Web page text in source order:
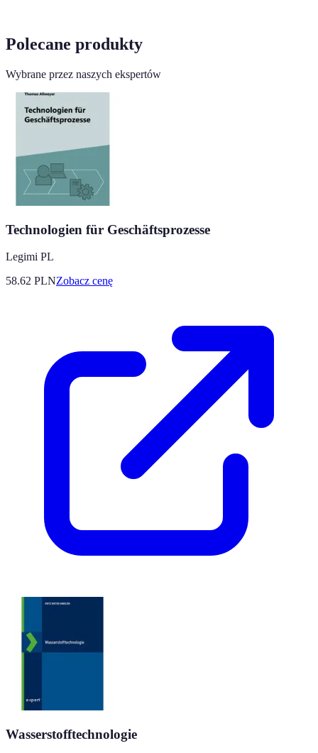
Polecane produkty
Wybrane przez naszych ekspertów
Technologien für Geschäftsprozesse
Legimi PL
58.62 PLNZobacz cenę
Wasserstofftechnologie